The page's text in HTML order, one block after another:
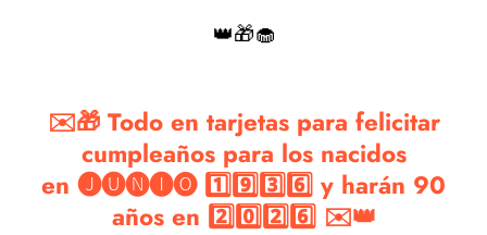
👑🎁🧁
✉️🎁 Todo en tarjetas para felicitar
cumpleaños para los nacidos
en 🅙🅤🅝🅘🅞 1️⃣9️⃣3️⃣6️⃣ y harán 90
años en 2️⃣0️⃣2️⃣6️⃣ ✉️👑